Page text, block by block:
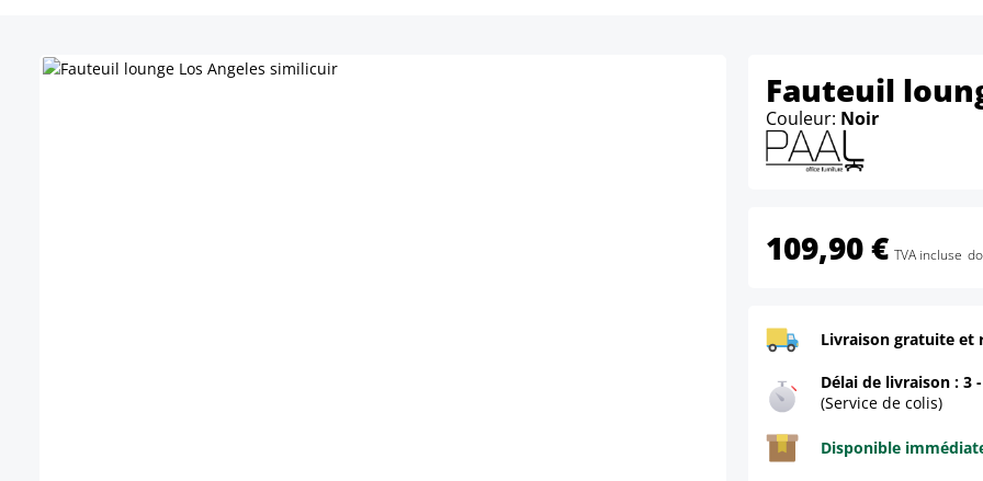
Fauteuil
Couleur: Noir
109,90 € TVA incluse
Livraison gratuite et
Délai de livraison : 3
(Service de colis)
Disponible